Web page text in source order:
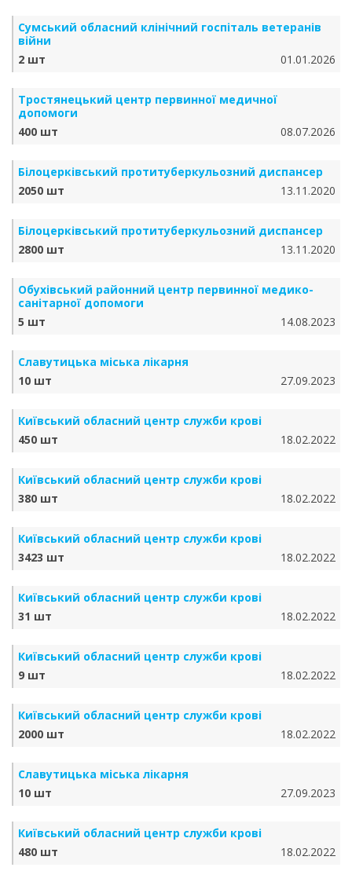
Сумський обласний клінічний госпіталь ветеранів
війни
2 шт
01.01.2026
Тростянецький центр первинної медичної
допомоги
400 шт
08.07.2026
Білоцерківський протитуберкульозний диспансер
2050 шт
13.11.2020
Білоцерківський протитуберкульозний диспансер
2800 шт
13.11.2020
Обухівський районний центр первинної медико-
санітарної допомоги
5 шт
14.08.2023
Славутицька міська лікарня
10 шт
27.09.2023
Київський обласний центр служби крові
450 шт
18.02.2022
Київський обласний центр служби крові
380 шт
18.02.2022
Київський обласний центр служби крові
3423 шт
18.02.2022
Київський обласний центр служби крові
31 шт
18.02.2022
Київський обласний центр служби крові
9 шт
18.02.2022
Київський обласний центр служби крові
2000 шт
18.02.2022
Славутицька міська лікарня
10 шт
27.09.2023
Київський обласний центр служби крові
480 шт
18.02.2022